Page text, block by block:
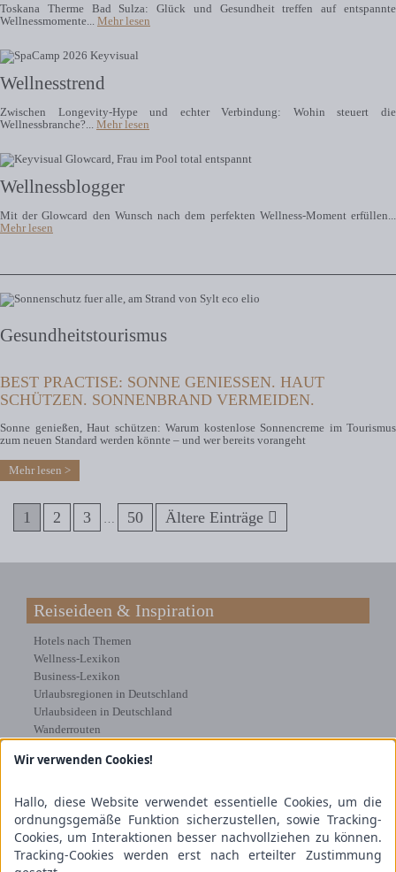
Toskana Therme Bad Sulza: Glück und Gesundheit treffen auf entspannte
Wellnessmomente... Mehr lesen
Wellnesstrend
Zwischen Longevity-Hype und echter Verbindung: Wohin steuert die
Wellnessbranche?... Mehr lesen
Wellnessblogger
Mit der Glowcard den Wunsch nach dem perfekten Wellness-Moment erfüllen...
Mehr lesen
Gesundheitstourismus
BEST PRACTISE: SONNE GENIESSEN. HAUT S
CHÜTZEN. SONNENBRAND VERMEIDEN.
Sonne genießen, Haut schützen: Warum kostenlose Sonnencreme im Tourismus
zum neuen Standard werden könnte – und wer bereits vorangeht
Mehr lesen
1 2 3 50 Ältere Einträge
Reiseideen & Inspiration
Hotels nach Themen
Wellness-Lexikon
Business-Lexikon
Urlaubsregionen in Deutschland
Urlaubsideen in Deutschland
Wanderrouten
Kooperation & Zusammenarbeit
Kundenbereich
Presse
Über uns
Kooperation/Zusammenarbeit
Wir verwenden Cookies!
Hallo, diese Website verwendet essentielle Cookies, um die
ordnungsgemäße Funktion sicherzustellen, sowie Tracking-
Cookies, um Interaktionen besser nachvollziehen zu können.
Tracking-Cookies werden erst nach erteilter Zustimmung